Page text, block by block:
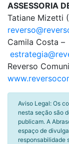
ASSESSORIA
Tatiane Mizetti
Camila Costa –
Reverso
Aviso Legal: Os
nesta seção são
publicam. A
espaço de
responsabilidade